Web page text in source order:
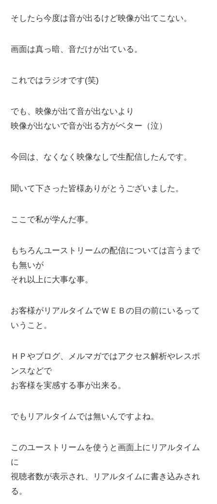
そしたら今度は音が出るけど映像が出てこない。
画面は真っ暗、音だけが出ている。
これではラジオです(笑)
でも、映像が出て音が出ないより
映像が出ないで音が出る方がベター（泣）
今回は、なくなく映像なしで生配信したんです。
聞いて下さった皆様ありがとうございました。
ここで私が学んだ事。
もちろんユーストリームの配信については言うまで
も無いが
それ以上に大事な事。
お客様がリアルタイムでＷＥＢの目の前にいるって
いうこと。
ＨＰやブログ、メルマガではアクセス解析やレスポ
ンスなどで
お客様を実感する事が出来る。
でもリアルタイムでは無いんですよね。
このユーストリームを使うと画面上にリアルタイム
に
視聴者数が表示され、リアルタイムに書き込みされ
る。